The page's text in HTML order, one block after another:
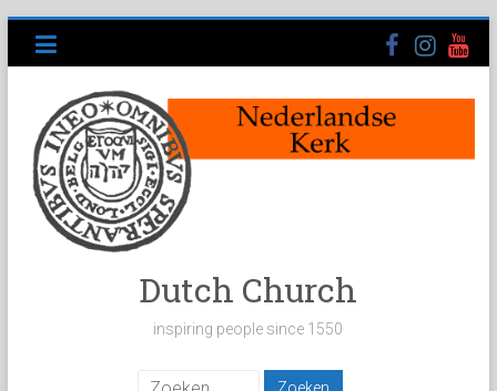
naar
inhoud
Dutch Church
inspiring people since 1550